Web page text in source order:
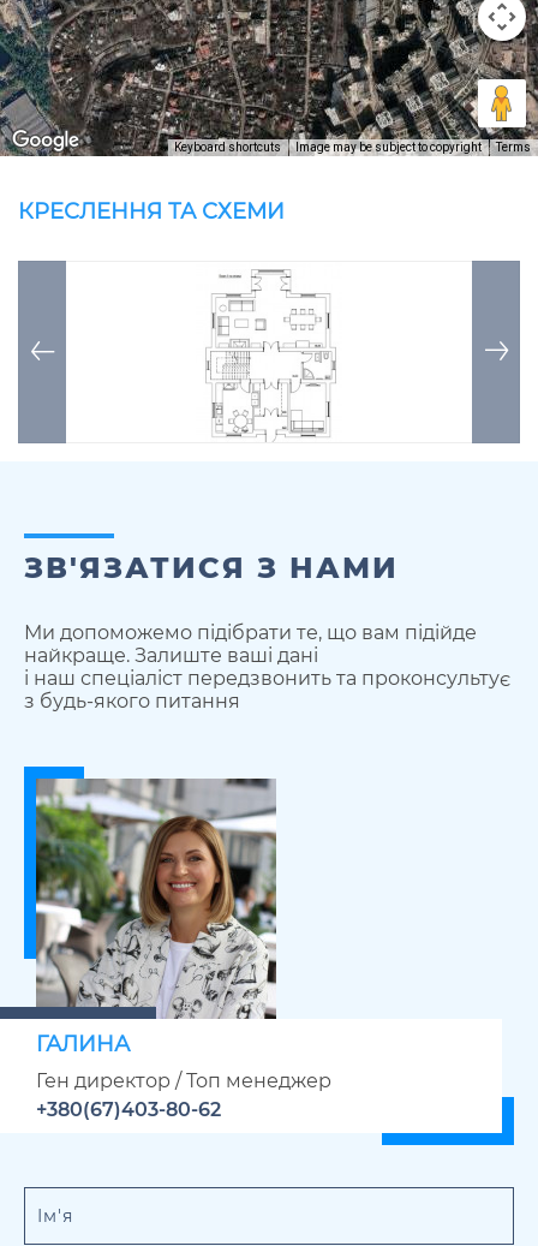
Keyboard shortcuts Image may be subject to copyright Terms
КРЕСЛЕННЯ ТА СХЕМИ
ЗВ'ЯЗАТИСЯ З НАМИ
Ми допоможемо підібрати те, що вам підійде
найкраще. Залиште ваші дані
і наш спеціаліст передзвонить та проконсультує
з будь-якого питання
ГАЛИНА
Ген директор / Топ менеджер
+380(67)403-80-62